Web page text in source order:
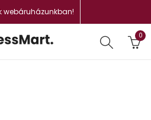
webáruházunkban!
0